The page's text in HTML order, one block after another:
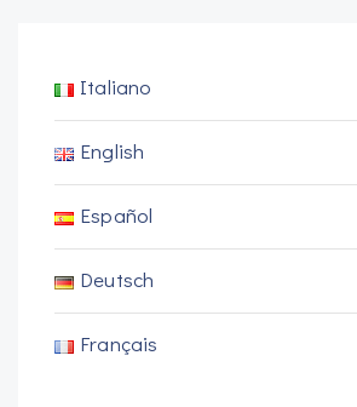
Italiano
English
Español
Deutsch
Français